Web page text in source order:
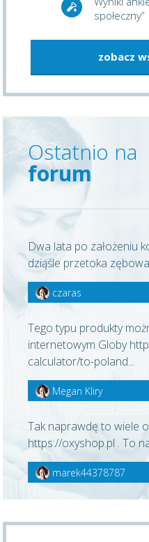
społeczny”
zobacz
Ostatnio na
forum
Dwa lata po założeniu
dziąśle przetoka
czaras
Tego typu produkty
internetowym Globy
calculator/to-poland...
Megan Kliry
Tak naprawdę to wiele
https://oxyshop.pl . To
marek44378787